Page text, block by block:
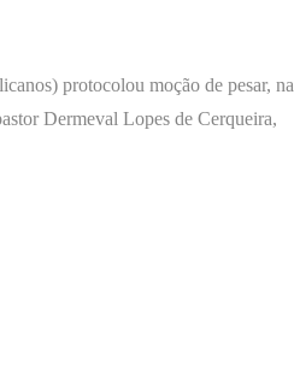
protocolou moção de pesar, na
Dermeval Lopes de Cerqueira,